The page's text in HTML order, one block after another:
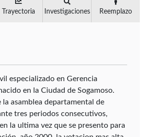
Trayectoria Investigaciones Reemplazo
especializado en Gerencia
en la Ciudad de Sogamoso.
la asamblea departamental de
tres periodos consecutivos,
la ultima vez que se presento para